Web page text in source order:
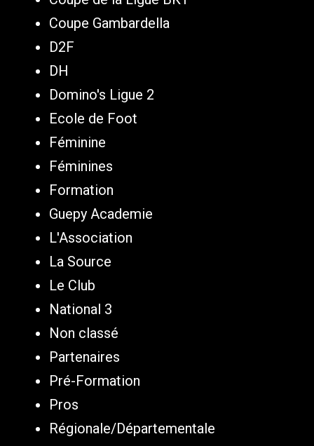
Coupe Gambardella
D2F
DH
Domino's Ligue 2
Ecole de Foot
Féminine
Féminines
Formation
Guepy Academie
L'Association
La Source
Le Club
National 3
Non classé
Partenaires
Pré-Formation
Pros
Régionale/Départementale